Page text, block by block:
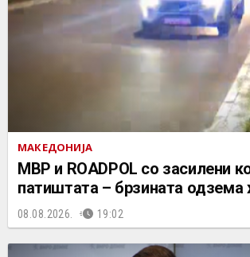
МАКЕДОНИЈА
МВР и ROADPOL со засилени
патиштата – брзината одзема
08.08.2026. 19:02